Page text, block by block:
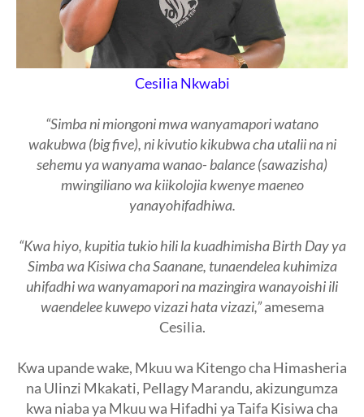
Cesilia Nkwabi
“Simba ni miongoni mwa wanyamapori watano
wakubwa (big five), ni kivutio kikubwa cha utalii na ni
sehemu ya wanyama wanao- balance (sawazisha)
mwingiliano wa kiikolojia kwenye maeneo
yanayohifadhiwa.
“Kwa hiyo, kupitia tukio hili la kuadhimisha Birth Day ya
Simba wa Kisiwa cha Saanane, tunaendelea kuhimiza
uhifadhi wa wanyamapori na mazingira wanayoishi ili
waendelee kuwepo vizazi hata vizazi,”amesema
Cesilia.
Kwa upande wake, Mkuu wa Kitengo cha Himasheria
na Ulinzi Mkakati, Pellagy Marandu, akizungumza
kwa niaba ya Mkuu wa Hifadhi ya Taifa Kisiwa cha